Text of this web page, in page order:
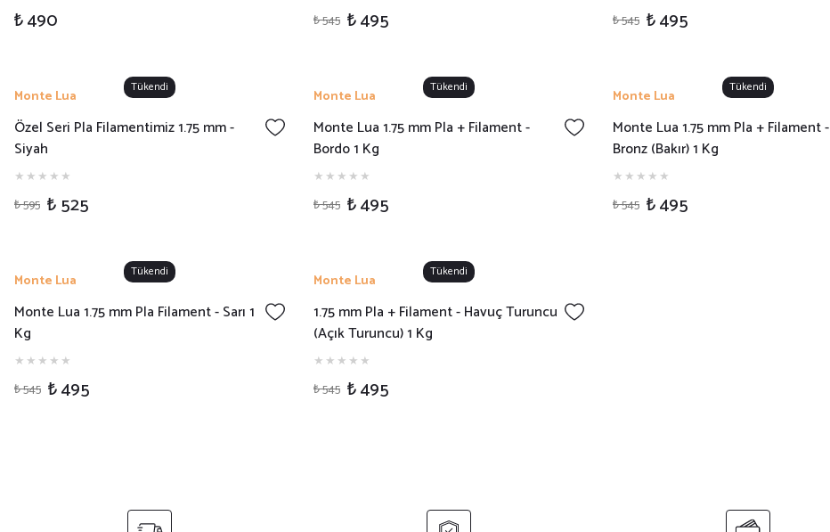
₺ 490 ₺ 545 ₺ 495 ₺ 545 ₺ 495
Tükendi
Monte Lua
Özel Seri Pla Filamentimiz 1.75 mm -
Siyah
₺ 595 ₺ 525
Tükendi
Monte Lua
Monte Lua 1.75 mm Pla + Filament -
Bordo 1 Kg
₺ 545 ₺ 495
Tükendi
Monte Lua
Monte Lua 1.75 mm Pla + Filament -
Bronz (Bakır) 1 Kg
₺ 545 ₺ 495
Tükendi
Monte Lua
Monte Lua 1.75 mm Pla Filament - Sarı 1
Kg
₺ 545 ₺ 495
Tükendi
Monte Lua
1.75 mm Pla + Filament - Havuç Turuncu
(Açık Turuncu) 1 Kg
₺ 545 ₺ 495